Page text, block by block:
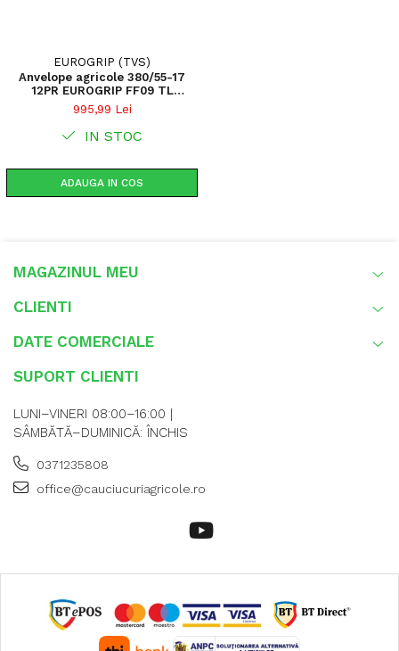
EUROGRIP (TVS)
Anvelope agricole 380/55-17
12PR EUROGRIP FF09 TL
(15,0/55-17)
995,99 Lei
IN STOC
ADAUGA IN COS
MAGAZINUL MEU
CLIENTI
DATE COMERCIALE
SUPORT CLIENTI
LUNI–VINERI 08:00–16:00 |
SÂMBĂTĂ–DUMINICĂ: ÎNCHIS
0371235808
office@cauciucuriagricole.ro